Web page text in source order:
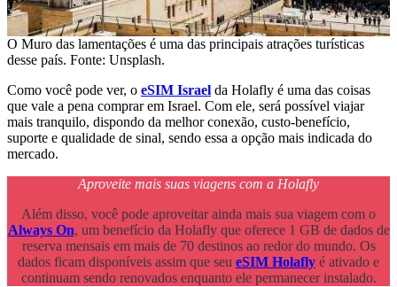
O Muro das lamentações é uma das principais atrações turísticas
desse país. Fonte: Unsplash.
Como você pode ver, o eSIM Israel da Holafly é uma das coisas
que vale a pena comprar em Israel. Com ele, será possível viajar
mais tranquilo, dispondo da melhor conexão, custo-benefício,
suporte e qualidade de sinal, sendo essa a opção mais indicada do
mercado.
Aproveite mais suas viagens com a Holafly
Além disso, você pode aproveitar ainda mais sua viagem com o
Always On, um benefício da Holafly que oferece 1 GB de dados de
reserva mensais em mais de 70 destinos ao redor do mundo. Os
dados ficam disponíveis assim que seu eSIM Holafly é ativado e
continuam sendo renovados enquanto ele permanecer instalado.